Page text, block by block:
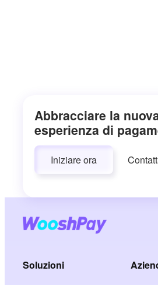
Abbracciare la
esperienza di
Iniziare ora
Soluzioni